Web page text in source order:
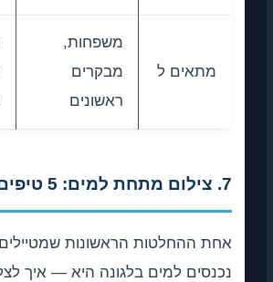
מתאים ל
משפחות,
מבקרים
ראשונים
7. צילום מתחת למים: 5 טיפים מנצחים
אחת ההחלטות הראשונות
נכנסים למים בלגונה היא — איך